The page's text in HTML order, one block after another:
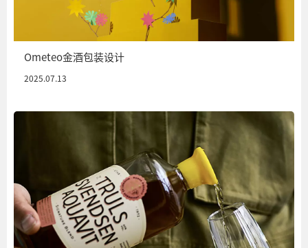
Ometeo金酒包装设计
2025.07.13